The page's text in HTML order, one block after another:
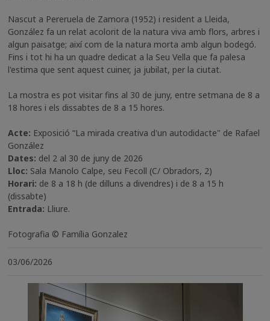
Nascut a Pereruela de Zamora (1952) i resident a Lleida,
González fa un relat acolorit de la natura viva amb flors, arbres i
algun paisatge; així com de la natura morta amb algun bodegó.
Fins i tot hi ha un quadre dedicat a la Seu Vella que fa palesa
l'estima que sent aquest cuiner, ja jubilat, per la ciutat.
La mostra es pot visitar fins al 30 de juny, entre setmana de 8 a
18 hores i els dissabtes de 8 a 15 hores.
Acte: Exposició “La mirada creativa d'un autodidacte" de Rafael
González
Dates: del 2 al 30 de juny de 2026
Lloc: Sala Manolo Calpe, seu Fecoll (C/ Obradors, 2)
Horari: de 8 a 18 h (de dilluns a divendres) i de 8 a 15 h
(dissabte)
Entrada: Lliure.
Fotografia © Família Gonzalez
03/06/2026